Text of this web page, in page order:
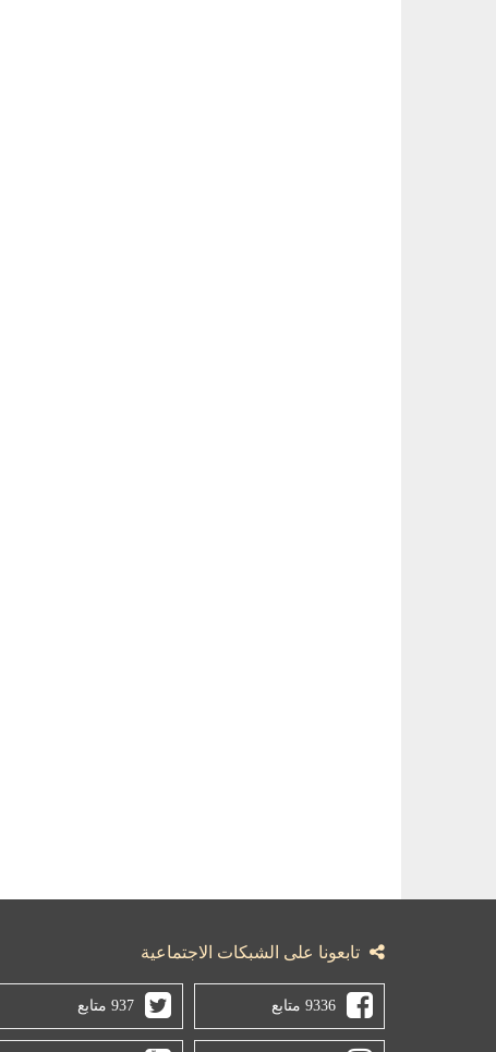
تابعونا على الشبكات الاجتماعية
9336 متابع 937 متابع